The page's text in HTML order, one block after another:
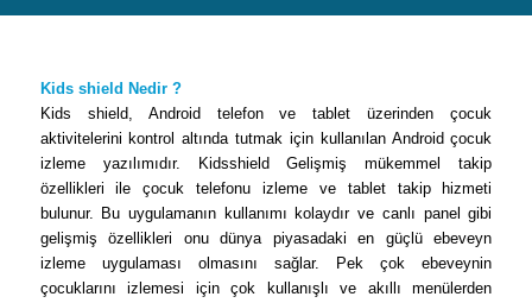
Kids shield Nedir ?
Kids shield, Android telefon ve tablet üzerinden çocuk
aktivitelerini kontrol altında tutmak için kullanılan Android çocuk
izleme yazılımıdır. Kidsshield Gelişmiş mükemmel takip
özellikleri ile çocuk telefonu izleme ve tablet takip hizmeti
bulunur. Bu uygulamanın kullanımı kolaydır ve canlı panel gibi
gelişmiş özellikleri onu dünya piyasadaki en güçlü ebeveyn
izleme uygulaması olmasını sağlar. Pek çok ebeveynin
çocuklarını izlemesi için çok kullanışlı ve akıllı menülerden